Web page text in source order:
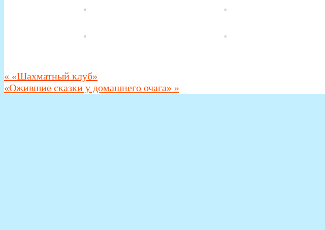
« «Шахматный клуб️»
«Ожившие сказки у домашнего очага» »